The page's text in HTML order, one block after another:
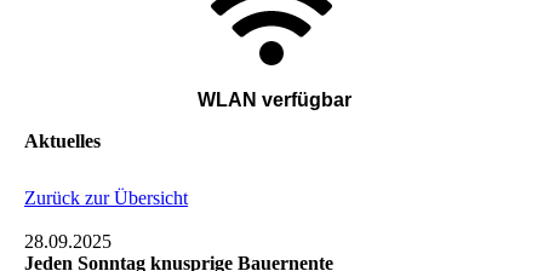
WLAN verfügbar
Aktuelles
Zurück zur Übersicht
28.09.2025
Jeden Sonntag knusprige Bauernente